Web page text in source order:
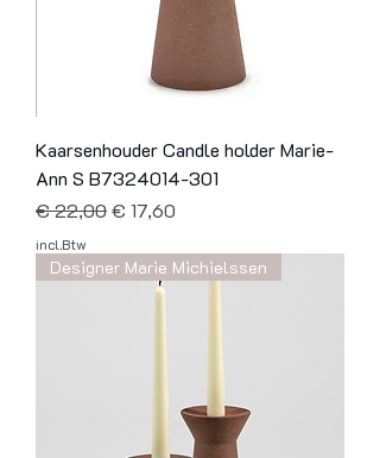
Kaarsenhouder Candle holder Marie-
Ann S B7324014-301
Normale prijs
€ 22,00Verkoopprijs
€ 17,60
incl.Btw
Designer Marie Michielssen